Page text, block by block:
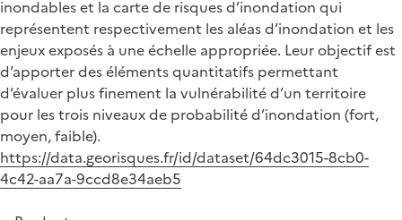
inondables et la carte de risques d’inondation qui
représentent respectivement les aléas d’inondation et les
enjeux exposés à une échelle appropriée. Leur objectif est
d’apporter des éléments quantitatifs permettant
d’évaluer plus finement la vulnérabilité d’un territoire
pour les trois niveaux de probabilité d’inondation (fort,
moyen, faible).
https://data.georisques.fr/id/dataset/64dc3015-8cb0-
4c42-aa7a-9ccd8e34aeb5